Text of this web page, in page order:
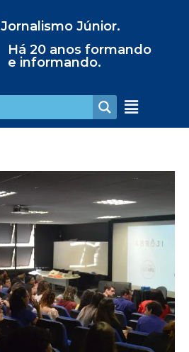
Jornalismo Júnior.
Há 20 anos formando
e informando.